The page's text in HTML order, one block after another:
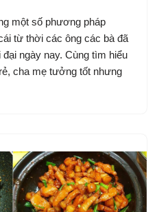
một số phương pháp
từ thời các ông các bà đã
ngày nay. Cùng tìm hiểu
cha mẹ tưởng tốt nhưng